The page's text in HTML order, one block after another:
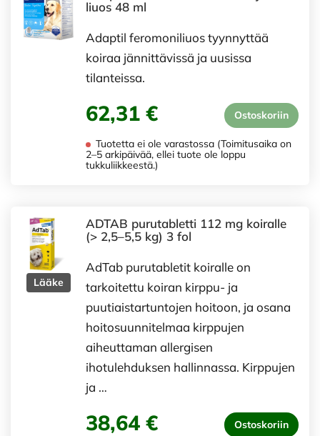
liuos 48 ml
Adaptil feromoniliuos tyynnyttää
koiraa jännittävissä ja uusissa
tilanteissa.
62,31 € Ostoskoriin
Tuotetta ei ole varastossa (Toimitusaika on
2–5 arkipäivää, ellei tuote ole loppu
tukkuliikkeestä.)
Lääke
ADTAB purutabletti 112 mg koiralle
(> 2,5–5,5 kg) 3 fol
AdTab purutabletit koiralle on
tarkoitettu koiran kirppu- ja
puutiaistartuntojen hoitoon, ja osana
hoitosuunnitelmaa kirppujen
aiheuttaman allergisen
ihotulehduksen hallinnassa. Kirppujen
ja …
38,64 € Ostoskoriin